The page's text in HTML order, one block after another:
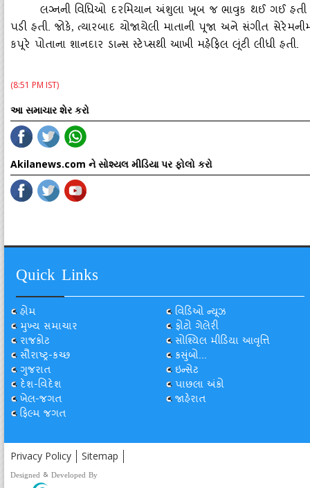
લગ્નની વિધિઓ દરમિયાન અંશુલા ખૂબ જ ભાવુક થઈ ગઈ
પડી હતી. જોકે, ત્યારબાદ યોજાયેલી માતાની પૂજા અને સંગીત
કપૂરે પોતાના શાનદાર ડાન્સ સ્ટેપ્સથી આખી મહેફિલ લૂંટી લીધી હતી.
(8:51 PM IST)
આ સમાચાર શેર કરો
Akilanews.com ને સોશ્યલ મીડિયા પર ફોલો કરો
Quick Links
હોમ
મુખ્ય સમાચાર
રાજકોટ
સૌરાષ્ટ્ર-કચ્છ
ગુજરાત
દેશ-વિદેશ
ખેલ-જગત
ફિલ્મ જગત
વિડિઓ ન્યૂઝ
ફોટો ગેલેરી
સોશ્યિલ મીડિયા આવૃત્તિ
કસુંબો...
ઇન્સેટ
પાછલા અંકો
જાહેરાત
Privacy Policy Sitemap
Designed & Developed By